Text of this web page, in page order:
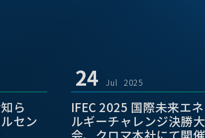
ら
セン
24 Jul 2025
IFEC 2025 国際未来エネ
ルギーチャレンジ決勝大